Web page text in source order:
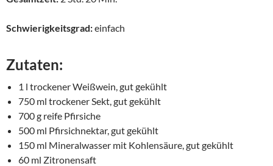
Schwierigkeitsgrad:einfach
Zutaten:
1 l trockener Weißwein, gut gekühlt
750 ml trockener Sekt, gut gekühlt
700 g reife Pfirsiche
500 ml Pfirsichnektar, gut gekühlt
150 ml Mineralwasser mit Kohlensäure, gut gekühlt
60 ml Zitronensaft